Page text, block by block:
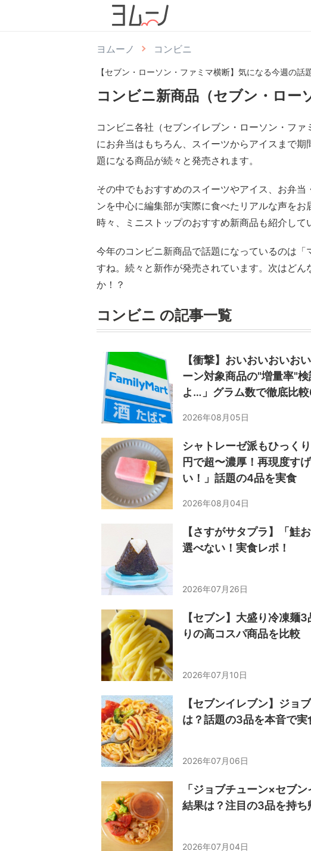
ヨムーノ コンビニ
【セブン・ローソン・ファミマ横断】気になる今週の話
コンビニ新商品（セブン・ロー
コンビニ各社（セブンイレブン・ローソン・フ
にお弁当はもちろん、スイーツからアイスまで
題になる商品が続々と発売されます。
その中でもおすすめのスイーツやアイス、お弁
ンを中心に編集部が実際に食べたリアルな声をお
時々、ミニストップのおすすめ新商品も紹介して
今年のコンビニ新商品で話題になっているのは
すね。続々と新作が発売されています。次はどん
か！？
コンビニ の記事一覧
【衝撃】おいおいおいお
ーン対象商品の"増量率"
よ…」グラム数で徹底比較
2026年08月05日
シャトレーゼ派もひっく
円で超〜濃厚！再現度す
い！」話題の4品を実食
2026年08月04日
【さすがサタプラ】「鮭
選べない！実食レポ！
2026年07月26日
【セブン】大盛り冷凍麺
りの高コスパ商品を比較
2026年07月10日
【セブンイレブン】ジョ
は？話題の3品を本音で実
2026年07月06日
「ジョブチューン×セブ
結果は？注目の3品を持ち
2026年07月04日